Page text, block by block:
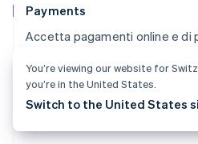
Payments
Accetta pagamenti online e di
qualsiasi tipo di attività.
Scopri Payments
Português
English简体中文
English
Repubblica Ceca
English
You’re viewing our website for
you’re in the United States.
Switch to the United States